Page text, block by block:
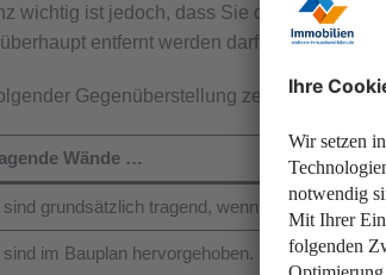
wichtig ist jedoch, dass Sie den
entfernt werden darf. Eine
Gegenüberstellung zeigen wir
Wände …
grundsätzlich tragend, wenn es sich um eine
im Bauplan hervorgehoben.